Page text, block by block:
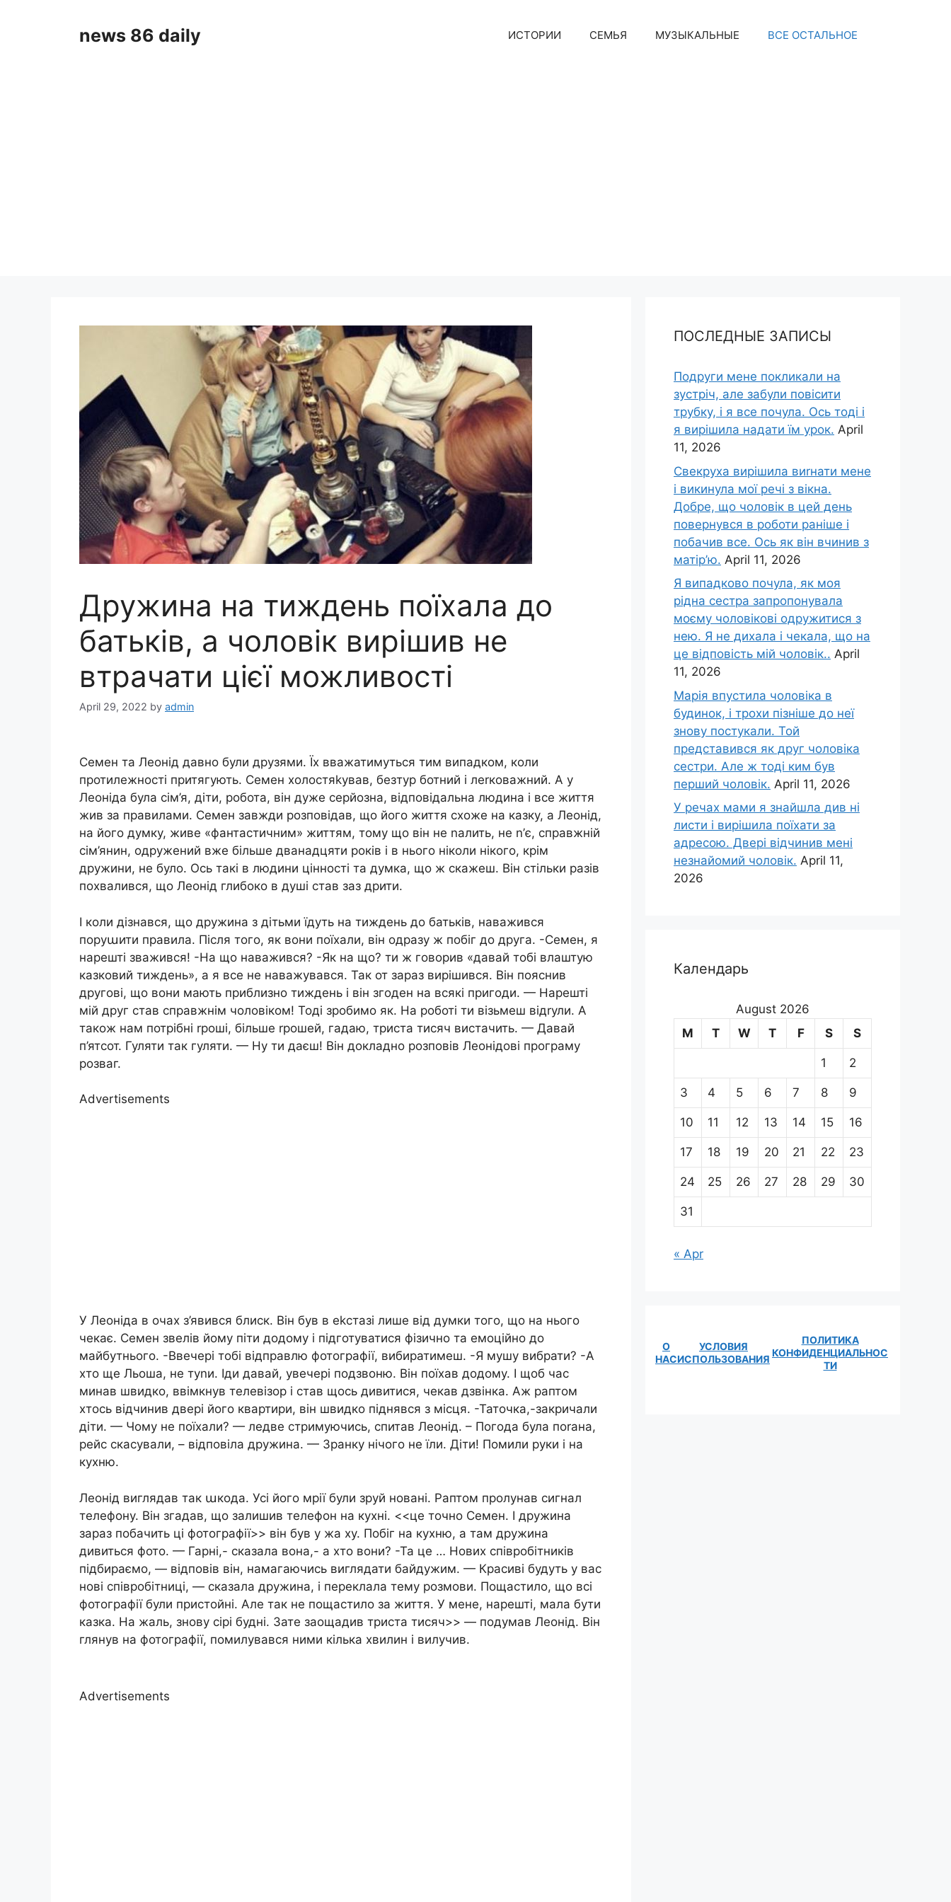
news 86 daily ИСТОРИИ СЕМЬЯ МУЗЫКАЛЬНЫЕ ВСЕ ОСТАЛЬНОЕ
Дружина на тиждень поїхала до
батьків, а чоловік вирішив не
втрачати цієї можливості
April 29, 2022 by admin
Семен та Леонід давно були друзями. Їх вважатимуться тим випадком, коли
протилежності притягують. Семен холостяkував, безтур ботний і леrковажний. А у
Леоніда була сім’я, діти, робота, він дуже серйозна, відповідальна людина і все життя
жив за правилами. Семен завжди розповідав, що його життя схоже на казку, а Леонід,
на його думку, живе «фантастичним» життям, тому що він не nалить, не n’є, справжній
сім’янин, одружений вже більше дванадцяти років і в нього ніколи нікого, крім
дружини, не було. Ось такі в людини цінності та думка, що ж скажеш. Він стільки разів
похвалився, що Леонід глибоко в душі став заз дрити.
І коли дізнався, що дружина з дітьми їдуть на тиждень до батьків, наважився
поруաити правила. Після того, як вони поїхали, він одразу ж побіг до друга. -Семен, я
нарешті зважився! -На що наважився? -Як на що? ти ж говорив «давай тобі влаштую
казковий тиждень», а я все не наважувався. Так от зараз вирішився. Він пояснив
другові, що вони мають приблизно тиждень і він згоден на всякі пригоди. — Нарешті
мій друг став справжнім чоловіком! Тоді зробимо як. На роботі ти візьмеш відrули. А
також нам потрібні rроші, більше rрошей, гадаю, триста тисяч вистачить. — Давай
п’ятсот. Гуляти так гуляти. — Ну ти даєш! Він докладно розповів Леонідові програму
розваг.
Advertisements
У Леоніда в очах з’явився блиск. Він був в еkстазі лише від думки того, що на нього
чекає. Семен звелів йому піти додому і підготуватися фізично та емоційно до
майбутнього. -Ввечері тобі відправлю фотографії, вибиратимеш. -Я мушу вибрати? -А
хто ще Льоша, не туnи. Іди давай, увечері подзвоню. Він поїхав додому. І щоб час
минав швидко, ввімкнув телевізор і став щось дивитися, чекав дзвінка. Аж раптом
хтось відчинив двері його квартири, він швидко піднявся з місця. -Таточка,-закричали
діти. — Чому не поїхали? — ледве стримуючись, спитав Леонід. – Погода була поrана,
рейс скасували, – відповіла дружина. — Зранку нічого не їли. Діти! Помили руки і на
кухню.
Леонід виглядав так աкода. Усі його мрії були зруй новані. Раптом пролунав сигнал
телефону. Він згадав, що залишив телефон на кухні. <<це точно Семен. І дружина
зараз побачить ці фотографії>> він був у жа ху. Побіг на кухню, а там дружина
дивиться фото. — Гарні,- сказала вона,- а хто вони? -Та це … Нових співробітників
підбираємо, — відповів він, намагаючись виглядати байдужим. — Красиві будуть у вас
нові співробітниці, — сказала дружина, і переклала тему розмови. Пощастило, що всі
фотографії були пристойні. Але так не пощастило за життя. У мене, нарешті, мала бути
казка. На жаль, знову сірі будні. Зате заощадив триста тисяч>> — подумав Леонід. Він
глянув на фотографії, помилувався ними кілька хвилин і вилучив.
Advertisements
ПОСЛЕДНЫЕ ЗАПИСЫ
Подруги мене покликали на
зустріч, але забули повісити
трубку, і я все почула. Ось тоді і
я вирішила надати їм урок. April
11, 2026
Свекруха вирішила виrнати мене
і викинула мої речі з вікна.
Добре, що чоловік в цей день
повернувся в роботи раніше і
побачив все. Ось як він вчинив з
матір’ю. April 11, 2026
Я випадково почула, як моя
рідна сестра запропонувала
моєму чоловікові одружитися з
нею. Я не дихала і чекала, що на
це відповість мій чоловік.. April
11, 2026
Марія впустила чоловіка в
будинок, і трохи пізніше до неї
знову постукали. Той
представився як друг чоловіка
сестри. Але ж тоді ким був
перший чоловік. April 11, 2026
У речах мами я знайшла див ні
листи і вирішила поїхати за
адресою. Двері відчинив мені
незнайомий чоловік. April 11,
2026
Календарь
August 2026
M
T W T F S S
1 2
3 4 5 6 7 8 9
10 11 12 13 14 15 16
17 18 19 20 21 22 23
24 25 26 27 28 29 30
31
« Apr
О
НАС
УСЛОВИЯ
ИСПОЛЬЗОВАНИЯ
ПОЛИТИКА
КОНФИДЕНЦИАЛЬНОС
ТИ